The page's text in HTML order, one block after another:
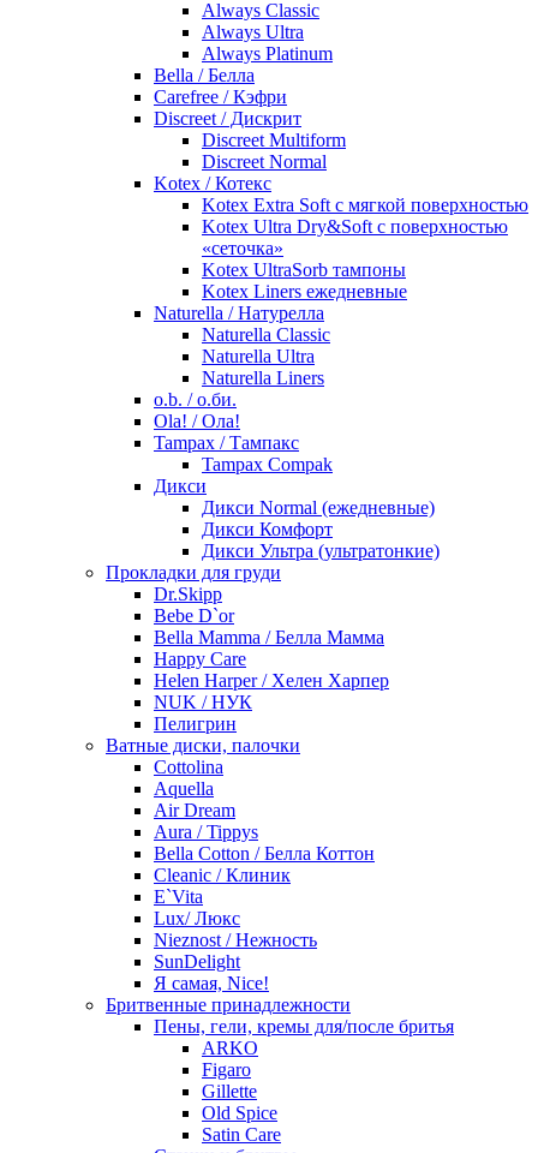
Always Classic
Always Ultra
Always Platinum
Bella / Белла
Carefree / Кэфри
Discreet / Дискрит
Discreet Multiform
Discreet Normal
Kotex / Котекс
Kotex Extra Soft с мягкой поверхностью
Kotex Ultra Dry&Soft с поверхностью
«сеточка»
Kotex UltraSorb тампоны
Kotex Liners ежедневные
Naturella / Натурелла
Naturella Classic
Naturella Ultra
Naturella Liners
o.b. / о.би.
Ola! / Ола!
Tampax / Тампакс
Tampax Compak
Дикси
Дикси Normal (ежедневные)
Дикси Комфорт
Дикси Ультра (ультратонкие)
Прокладки для груди
Dr.Skipp
Bebe D`or
Bella Mamma / Белла Мамма
Happy Care
Helen Harper / Хелен Харпер
NUK / НУК
Пелигрин
Ватные диски, палочки
Cottolina
Aquella
Air Dream
Aura / Tippys
Bella Cotton / Белла Коттон
Cleanic / Клиник
E`Vita
Lux/ Люкс
Nieznost / Нежность
SunDelight
Я самая, Nice!
Бритвенные принадлежности
Пены, гели, кремы для/после бритья
ARKO
Figaro
Gillette
Old Spice
Satin Care